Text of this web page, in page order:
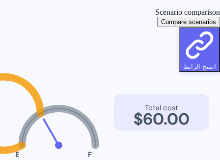
Scenario comparison
Compare scenarios
انسخ الرابط
E F
Total cost
$60.00